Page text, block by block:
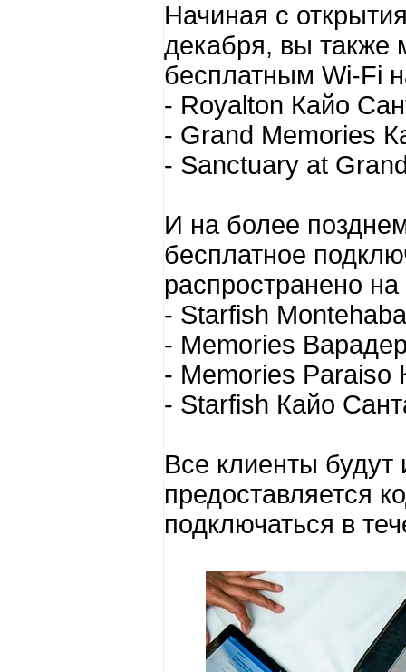
Начиная с
декабря, вы также
бесплатным Wi-Fi
- Royalton Кайо
- Grand Memories
- Sanctuary at
И на более
бесплатное
распространено на
- Starfish
- Memories
- Memories
- Starfish Кайо
Все клиенты
предоставляется
подключаться в